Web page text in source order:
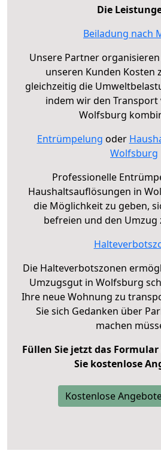
Die
Beiladung nach
Unsere Partner
unseren Kunden Kosten
gleichzeitig die
indem wir den Transport
Wolfsburg
Entrümpelung oder
Wolfsburg
Professionelle
Haushaltsauflösungen in
die Möglichkeit zu geben,
befreien und den Umzug
Die Halteverbotszonen
Umzugsgut in Wolfsburg
Ihre neue Wohnung zu
Sie sich Gedanken über
machen
Füllen Sie jetzt das
Sie kostenlose
Kostenlose